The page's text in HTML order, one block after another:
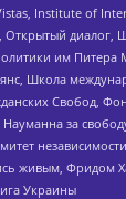
Institute of
Открытый диалог,
им Питера
Школа
Свобод,
за
живым, Фридом
Украины